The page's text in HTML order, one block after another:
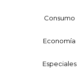
Consumo
Economía
Especiales